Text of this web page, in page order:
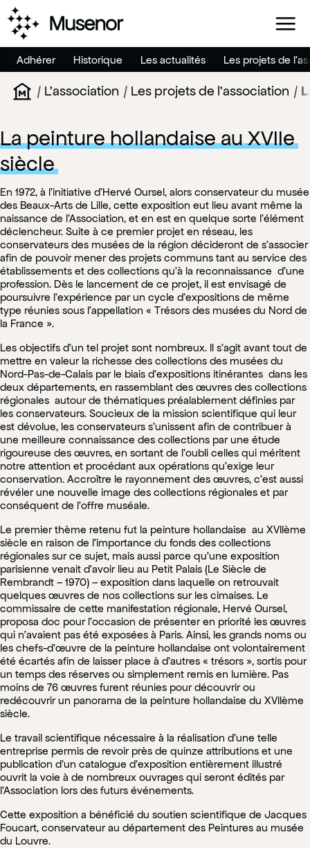
Aller au pied de page
Aller au menu
Aller au contenu menu
Adhérer Historique Les actualités Les projets de
museum
Page d'accueil
/ L'association / Les projets de l'association /
La peinture hollandaise au XVIIe
siècle
En 1972, à l’initiative d’Hervé Oursel, alors conservateur du musée
des Beaux-Arts de Lille, cette exposition eut lieu avant même la
naissance de l’Association, et en est en quelque sorte l’élément
déclencheur. Suite à ce premier projet en réseau, les
conservateurs des musées de la région décideront de s’associer
afin de pouvoir mener des projets communs tant au service des
établissements et des collections qu’à la reconnaissance d’une
profession. Dès le lancement de ce projet, il est envisagé de
poursuivre l’expérience par un cycle d’expositions de même
type réunies sous l’appellation « Trésors des musées du Nord de
la France ».
Les objectifs d’un tel projet sont nombreux. Il s’agit avant tout de
mettre en valeur la richesse des collections des musées du
Nord-Pas-de-Calais par le biais d’expositions itinérantes dans les
deux départements, en rassemblant des œuvres des collections
régionales autour de thématiques préalablement définies par
les conservateurs. Soucieux de la mission scientifique qui leur
est dévolue, les conservateurs s’unissent afin de contribuer à
une meilleure connaissance des collections par une étude
rigoureuse des œuvres, en sortant de l’oubli celles qui méritent
notre attention et procédant aux opérations qu’exige leur
conservation. Accroître le rayonnement des œuvres, c’est aussi
révéler une nouvelle image des collections régionales et par
conséquent de l’offre muséale.
Le premier thème retenu fut la peinture hollandaise au XVIIème
siècle en raison de l’importance du fonds des collections
régionales sur ce sujet, mais aussi parce qu’une exposition
parisienne venait d’avoir lieu au Petit Palais (Le Siècle de
Rembrandt – 1970) – exposition dans laquelle on retrouvait
quelques œuvres de nos collections sur les cimaises. Le
commissaire de cette manifestation régionale, Hervé Oursel,
proposa doc pour l’occasion de présenter en priorité les œuvres
qui n’avaient pas été exposées à Paris. Ainsi, les grands noms ou
les chefs-d’œuvre de la peinture hollandaise ont volontairement
été écartés afin de laisser place à d’autres « trésors », sortis pour
un temps des réserves ou simplement remis en lumière. Pas
moins de 76 œuvres furent réunies pour découvrir ou
redécouvrir un panorama de la peinture hollandaise du XVIIème
siècle.
Le travail scientifique nécessaire à la réalisation d’une telle
entreprise permis de revoir près de quinze attributions et une
publication d’un catalogue d’exposition entièrement illustré
ouvrit la voie à de nombreux ouvrages qui seront édités par
l’Association lors des futurs événements.
Cette exposition a bénéficié du soutien scientifique de Jacques
Foucart, conservateur au département des Peintures au musée
du Louvre.